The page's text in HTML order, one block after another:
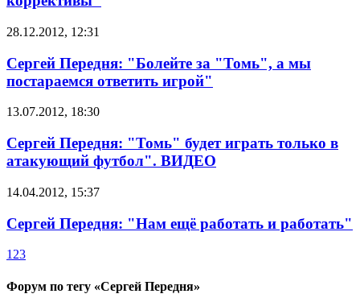
28.12.2012, 12:31
Сергей Передня: "Болейте за "Томь", а мы
постараемся ответить игрой"
13.07.2012, 18:30
Сергей Передня: "Томь" будет играть только в
атакующий футбол". ВИДЕО
14.04.2012, 15:37
Сергей Передня: "Нам ещё работать и работать"
1 23
Форум по тегу «Сергей Передня»